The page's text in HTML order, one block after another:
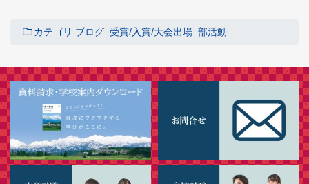
カテゴリ ブログ 受賞/入賞/大会出場 部活動